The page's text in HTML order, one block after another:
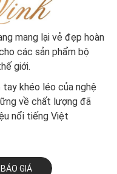
mang lại vẻ đẹp hoàn
các sản phẩm bộ
giới.
khéo léo của nghệ
về chất lượng đã
nổi tiếng Việt
GIÁ